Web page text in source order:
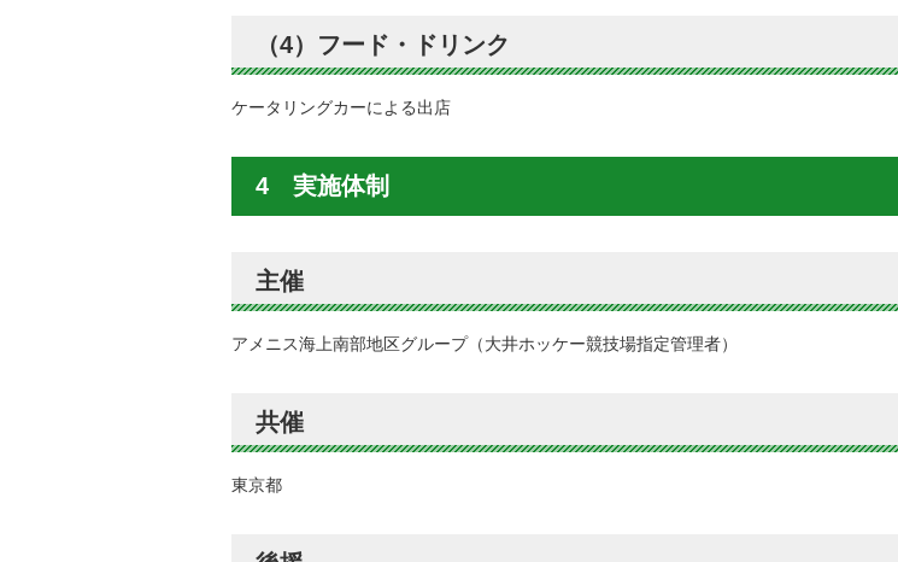
（4）フード・ドリンク
ケータリングカーによる出店
4 実施体制
主催
アメニス海上南部地区グループ（大井ホッケー競技場指定管理者）
共催
東京都